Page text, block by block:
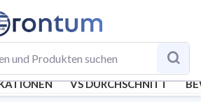
VS DURCHSCHNITT